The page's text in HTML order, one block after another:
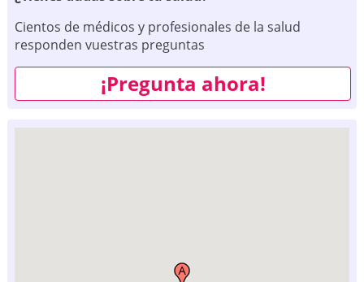
Cientos de médicos y profesionales de la salud
responden vuestras preguntas
¡Pregunta ahora!